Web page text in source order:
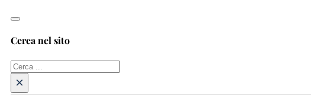
Cerca nel sito
Cerca
×